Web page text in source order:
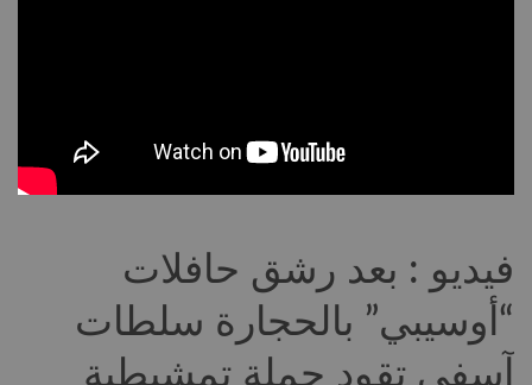
فيديو : بعد رشق حافلات
“أوسيبي” بالحجارة سلطات
آسفي تقود حملة تمشيطية